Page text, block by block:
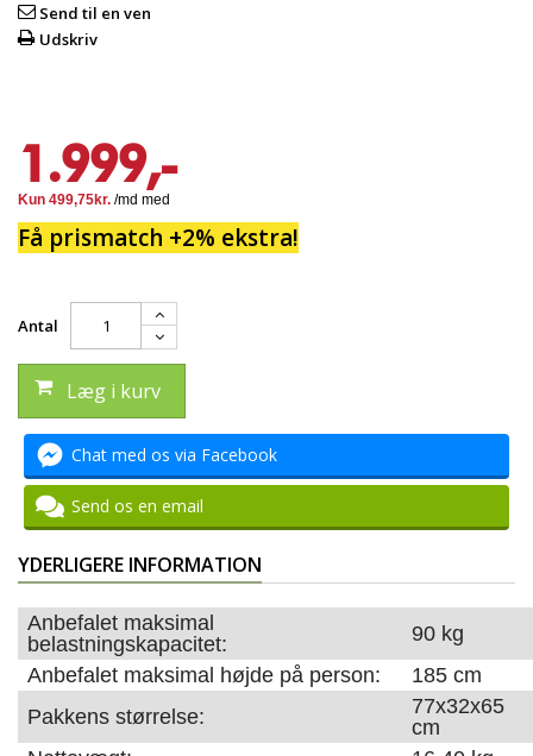
Send til en ven
Udskriv
1.999,-
Få prismatch +2% ekstra!
Antal
Læg i kurv
Chat med os via Facebook
Send os en email
YDERLIGERE INFORMATION
Anbefalet maksimal
belastningskapacitet:
90 kg
Anbefalet maksimal højde på person:
185 cm
Pakkens størrelse:
77x32x65
cm